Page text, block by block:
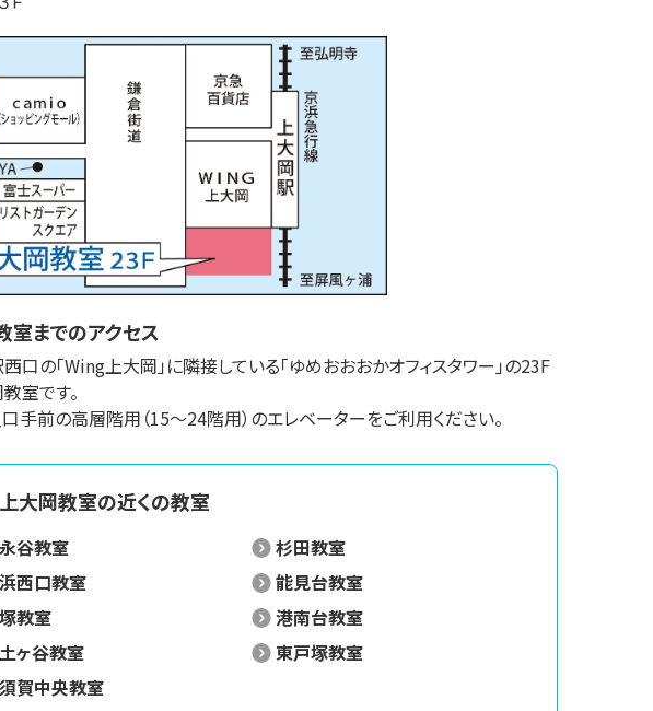
室までのアクセス
口の「Wing上大岡」に隣接している「ゆめおおおかオフィスタワー」の23F
室です。
手前の高層階用（15～24階用）のエレベーターをご利用ください。
上大岡教室の近くの教室
谷教室
杉田教室
西口教室
能見台教室
教室
港南台教室
ヶ谷教室
東戸塚教室
賀中央教室